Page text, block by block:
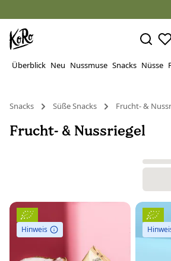
Überblick Neu Nussmuse Snacks Nüsse
Snacks
Süße Snacks Frucht- &
Frucht- & Nussriegel
Hinweis